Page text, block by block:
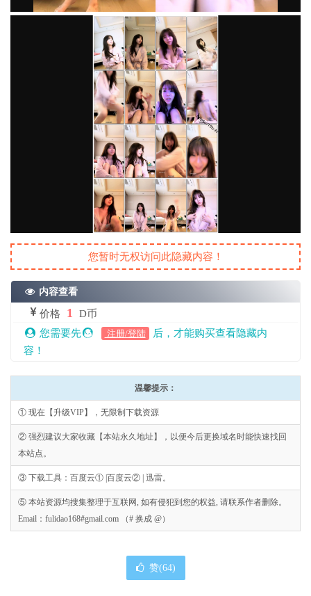
您暂时无权访问此隐藏内容！
内容查看
价格 1
D币
您需要先
注册/登陆
后，才能购买查看隐藏内
容！
温馨提示：
① 现在【升级VIP】，无限制下载资源
② 强烈建议大家收藏【本站永久地址】，以便今后更换域名时能快速找回
本站点。
③ 下载工具：百度云① |百度云② | 迅雷。
⑤ 本站资源均搜集整理于互联网, 如有侵犯到您的权益, 请联系作者删除。
Email：fulidao168#gmail.com （# 换成 @）
赞(64)